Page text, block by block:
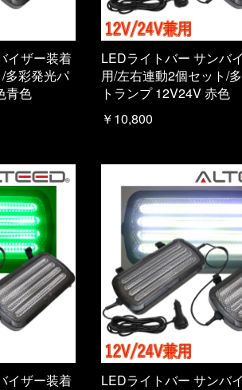
イザー装着
多彩発光パ
青色
LEDライトバー サンバ
用/左右連動2個セット/
トランプ 12V24V 赤色
￥10,800
イザー装着
LEDライトバー サンバ